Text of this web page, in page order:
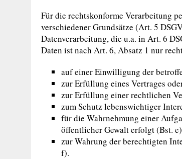
Für die rechtskonforme Verarbeitung
verschiedener Grundsätze (Art. 5
Datenverarbeitung, die u.a. in Art. 6
Daten ist nach Art. 6, Absatz 1 nur
auf einer Einwilligung der
zur Erfüllung eines Vertrages
zur Erfüllung einer rechtlichen
zum Schutz lebenswichtiger
für die Wahrnehmung einer
öffentlicher Gewalt erfolgt (Bst.
zur Wahrung der berechtigten
f).